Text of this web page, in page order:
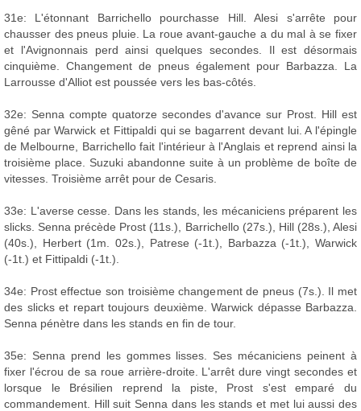
31e: L'étonnant Barrichello pourchasse Hill. Alesi s'arrête pour
chausser des pneus pluie. La roue avant-gauche a du mal à se fixer
et l'Avignonnais perd ainsi quelques secondes. Il est désormais
cinquième. Changement de pneus également pour Barbazza. La
Larrousse d'Alliot est poussée vers les bas-côtés.
32e: Senna compte quatorze secondes d'avance sur Prost. Hill est
gêné par Warwick et Fittipaldi qui se bagarrent devant lui. A l'épingle
de Melbourne, Barrichello fait l'intérieur à l'Anglais et reprend ainsi la
troisième place. Suzuki abandonne suite à un problème de boîte de
vitesses. Troisième arrêt pour de Cesaris.
33e: L'averse cesse. Dans les stands, les mécaniciens préparent les
slicks. Senna précède Prost (11s.), Barrichello (27s.), Hill (28s.), Alesi
(40s.), Herbert (1m. 02s.), Patrese (-1t.), Barbazza (-1t.), Warwick
(-1t.) et Fittipaldi (-1t.).
34e: Prost effectue son troisième changement de pneus (7s.). Il met
des slicks et repart toujours deuxième. Warwick dépasse Barbazza.
Senna pénètre dans les stands en fin de tour.
35e: Senna prend les gommes lisses. Ses mécaniciens peinent à
fixer l'écrou de sa roue arrière-droite. L'arrêt dure vingt secondes et
lorsque le Brésilien reprend la piste, Prost s'est emparé du
commandement. Hill suit Senna dans les stands et met lui aussi des